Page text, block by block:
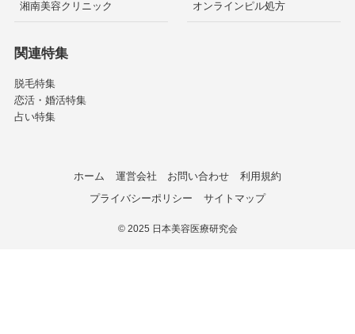
湘南美容クリニック オンラインピル処方
関連特集
脱毛特集
恋活・婚活特集
占い特集
ホーム 運営会社 お問い合わせ
利用規約
プライバシーポリシー
サイトマップ
©2025 日本美容医療研究会